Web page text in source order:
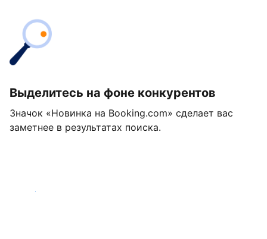
Выделитесь на фоне конкурентов
Значок «Новинка на Booking.com» сделает вас
заметнее в результатах поиска.
Начать